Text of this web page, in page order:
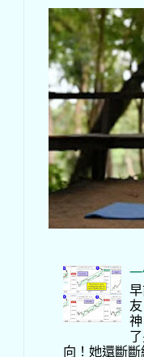
向！她還斷